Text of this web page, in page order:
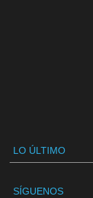
LO ÚLTIMO
SÍGUENOS